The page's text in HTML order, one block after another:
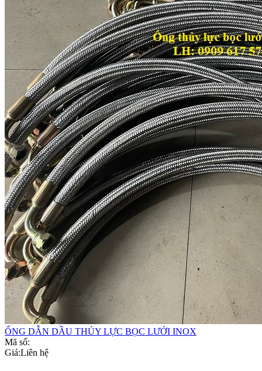
ỐNG DẪN DẦU THỦY LỰC BỌC LƯỚI INOX
Mã số:
Giá:Liên hệ